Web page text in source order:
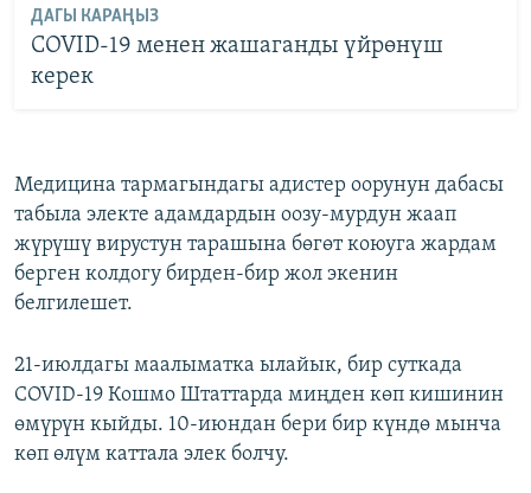
ДАГЫ КАРАҢЫЗ
COVID-19 менен жашаганды үйрөнүш
керек
Медицина тармагындагы адистер оорунун дабасы
табыла электе адамдардын оозу-мурдун жаап
жүрүшү вирустун тарашына бөгөт коюуга жардам
берген колдогу бирден-бир жол экенин
белгилешет.
21-июлдагы маалыматка ылайык, бир суткада
COVID-19 Кошмо Штаттарда миңден көп кишинин
өмүрүн кыйды. 10-июндан бери бир күндө мынча
көп өлүм каттала элек болчу.